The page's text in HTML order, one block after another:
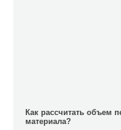
Как рассчитать объем
материала?